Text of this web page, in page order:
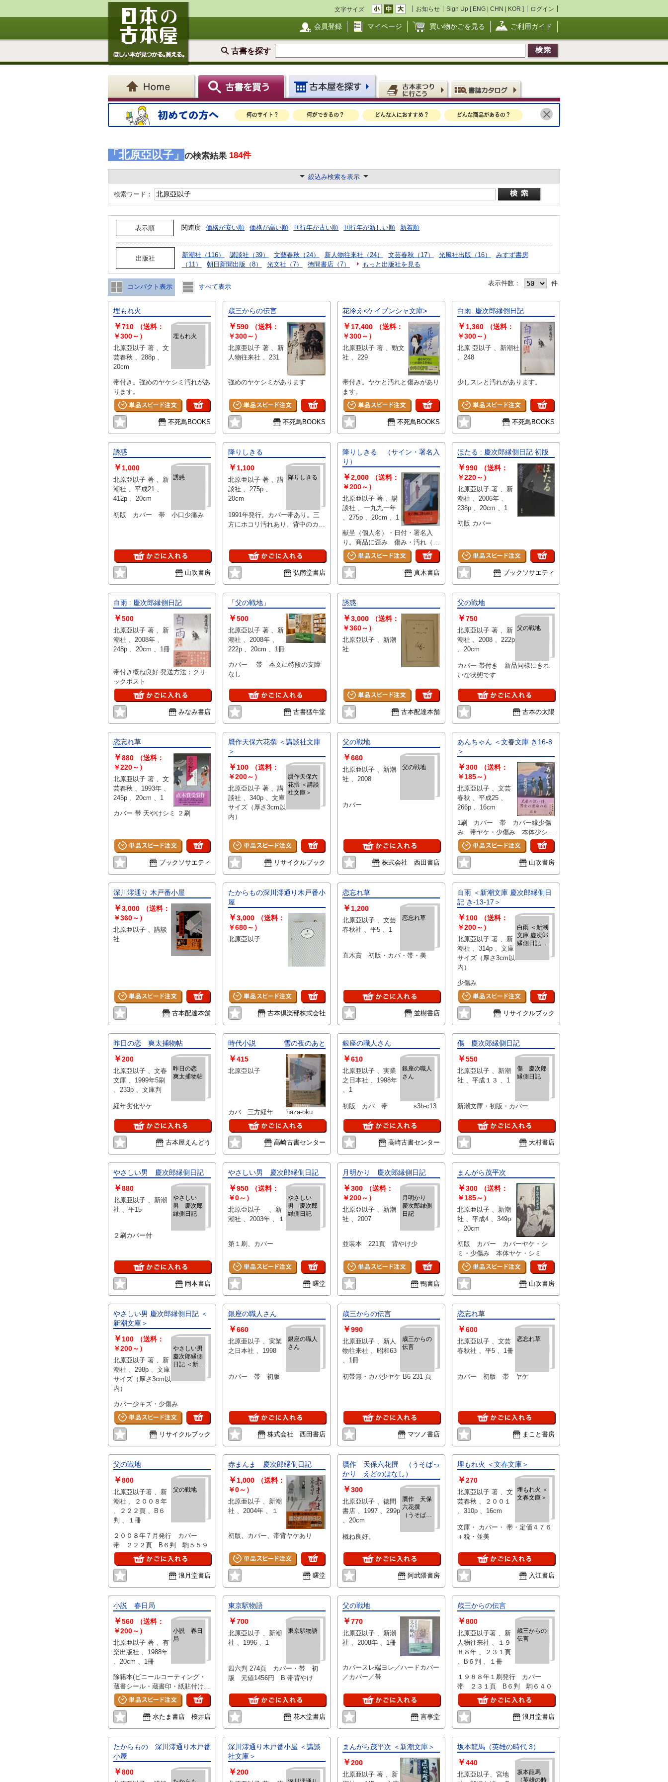
文字サイズ お知らせ Sign Up [ ENG | CHN | KOR ] ログイン
会員登録 マイページ 買い物かごを見る ご利用ガイド
古書を探す
「北原亞以子」 の検索結果 184件
絞込み検索を表示
検索ワード：
表示順 関連度 価格が安い順 価格が高い順 刊行年が古い順 刊行年が新しい順 新着順
出版社 新潮社（116） 講談社（39） 文藝春秋（24） 新人物往来社（24） 文芸春秋（17） 光風社出版（16）
みすず書房
（11）
朝日新聞出版（8） 光文社（7） 徳間書店（7） もっと出版社を見る
コンパクト表示 すべて表示 表示件数： 件
埋もれ火
埋もれ火
￥710
（送料：
￥300～）
北原亞以子 著 、文
芸春秋 、288p 、
20cm
帯付き。強めのヤケシミ汚れがあ
ります。
不死鳥BOOKS
歳三からの伝言
￥590
（送料：
￥300～）
北原亜以子 著 、新
人物往来社 、231
強めのヤケシミがあります
不死鳥BOOKS
花冷え<ケイブンシャ文庫>
￥ 17,400
（送料：
￥300～）
北原亜以子 著 、勁文
社 、229
帯付き。ヤケと汚れと傷みがあり
ます。
不死鳥BOOKS
白雨: 慶次郎縁側日記
￥ 1,360
（送料：
￥300～）
北原 亞以子 、新潮社
、248
少しスレと汚れがあります。
不死鳥BOOKS
誘惑
誘惑
￥ 1,000
北原亞以子 著 、新
潮社 、平成21 、
412p 、20cm
初版 カバー 帯 小口少痛み
山吹書房
降りしきる
降りしきる
￥ 1,100
北原亜以子 著 、講
談社 、275p 、
20cm
1991年発行。カバー帯あり。三
方にホコリ汚れあり。背中のカバ
ご了承の上お買い上げ下さい。
弘南堂書店
降りしきる （サイン・署名入
り）
￥2,000
（送料：
￥200～）
北原亜以子 著 、講
談社 、一九九一年
、275p 、20cm 、1
献呈（個人名）・日付・署名入
り。商品に歪み 傷み・汚れ（写
真参照） 本文頁は良好な状態で
す。 目次 降りしきる 証 満
開の時 他
真木書店
ほたる : 慶次郎縁側日記 初版
￥990
（送料：
￥220～）
北原亞以子 著 、新
潮社 、2006年 、
238p 、20cm 、1
初版 カバー
ブックソサエティ
白雨 : 慶次郎縁側日記
￥500
北原亞以子 著 、新
潮社 、2008年 、
248p 、20cm 、1冊
帯付き概ね良好 発送方法：クリ
ックポスト
みなみ書店
「父の戦地」
￥500
北原亞以子 著 、新
潮社 、2008年 、
222p 、20cm 、1冊
カバー 帯 本文に特段の支障
なし
古書猛牛堂
誘惑
￥3,000
（送料：
￥360～）
北原亞以子 、新潮
社
古本配達本舗
父の戦地
父の戦地
￥750
北原亞以子 著 、新
潮社 、2008 、222p
、20cm
カバー 帯付き 新品同様にきれ
いな状態です
古本の太陽
恋忘れ草
￥880
（送料：
￥220～）
北原亜以子 著 、文
芸春秋 、1993年 、
245p 、20cm 、1
カバー 帯 天やけシミ ２刷
ブックソサエティ
贋作天保六花撰 ＜講談社文庫
＞
贋作天保六
花撰 ＜講談
社文庫＞
￥ 100
（送料：
￥200～）
北原亞以子 著 、講
談社 、340p 、文庫
サイズ（厚さ3cm以
内）
リサイクルブック
父の戦地
父の戦地
￥660
北原亜以子 、新潮
社 、2008
カバー
株式会社 西田書店
あんちゃん ＜文春文庫 き16-8
＞
￥300
（送料：
￥185～）
北原亞以子 、文芸
春秋 、平成25 、
266p 、16cm
1刷 カバー 帯 カバー縁少傷
み 帯ヤケ・少傷み 本体少シ
ミ 1か所角少折れ
山吹書房
深川澪通り 木戸番小屋
￥3,000
（送料：
￥360～）
北原亜以子 、講談
社
古本配達本舗
たからもの深川澪通り木戸番小
屋
￥3,000
（送料：
￥680～）
北原亞以子
古本倶楽部株式会社
恋忘れ草
恋忘れ草
￥ 1,200
北原亞以子 、文芸
春秋社 、平5 、1
直木賞 初版・カバ・帯・美
並樹書店
白雨 ＜新潮文庫 慶次郎縁側日
記 き-13-17＞
白雨 ＜新潮
文庫 慶次郎
縁側日記
￥ 100
（送料：
￥200～）
北原亞以子 著 、新
潮社 、314p 、文庫
サイズ（厚さ3cm以
内）
少傷み
リサイクルブック
昨日の恋 爽太捕物帖
昨日の恋
爽太捕物帖
￥200
北原亞以子 、文春
文庫 、1999年5刷
、233p 、文庫判
経年劣化ヤケ
古本屋えんどう
時代小説 雪の夜のあと
￥415
北原亞以子
カバ 三方経年 haza-oku
高崎古書センター
銀座の職人さん
銀座の職人
さん
￥610
北原亜以子 、実業
之日本社 、1998年
、1
初版 カバ 帯 s3b-c13
高崎古書センター
傷 慶次郎縁側日記
傷 慶次郎
縁側日記
￥550
北原亞以子 、新潮
社 、平成１３ 、1
新潮文庫・初版・カバー
大村書店
やさしい男 慶次郎縁側日記
やさしい
男 慶次郎
縁側日記
￥880
北原亜以子 、新潮
社 、平15
２刷カバー付
岡本書店
やさしい男 慶次郎縁側日記
やさしい
男 慶次郎
縁側日記
￥950
（送料：
￥0～）
北原亞以子 、新
潮社 、2003年 、１
第１刷、カバー
曙堂
月明かり 慶次郎縁側日記
月明かり
慶次郎縁側
日記
￥300
（送料：
￥200～）
北原亞以子 、新潮
社 、2007
並装本 221頁 背やけ少
鴨書店
まんがら茂平次
￥300
（送料：
￥185～）
北原亜以子 、新潮
社 、平成4 、349p
、20cm
初版 カバー カバーヤケ・シ
ミ・少傷み 本体ヤケ・シミ
山吹書房
やさしい男 慶次郎縁側日記 ＜
新潮文庫＞
やさしい男
慶次郎縁側
日記 ＜新潮
￥ 100
（送料：
￥200～）
北原亞以子 著 、新
潮社 、298p 、文庫
サイズ（厚さ3cm以
内）
カバー少キズ・少傷み
リサイクルブック
銀座の職人さん
銀座の職人
さん
￥660
北原亜以子 、実業
之日本社 、1998
カバー 帯 初版
株式会社 西田書店
歳三からの伝言
歳三からの
伝言
￥990
北原亜以子 、新人
物往来社 、昭和63
、1冊
初帯無・カバ少ヤケ B6 231 頁
マツノ書店
恋忘れ草
恋忘れ草
￥600
北原亞以子 、文芸
春秋社 、平5 、1冊
カバー 初版 帯 ヤケ
まこと書房
父の戦地
父の戦地
￥800
北原亞以子著 、新
潮社 、２００８年
、２２２頁 、B６
判 、１冊
２００８年７月発行 カバー
帯 ２２２頁 B６判 駒５５９
浪月堂書店
赤まんま 慶次郎縁側日記
￥ 1,000
（送料：
￥0～）
北原亜以子 、新潮
社 、2004年 、１
初版、カバー、帯背ヤケあり
曙堂
贋作 天保六花撰 （うそばっ
かり えどのはなし）
贋作 天保
六花撰
（うそばっ
のはなし）
￥300
北原亞以子 、徳間
書店 、1997 、299p
、20cm
概ね良好。
阿武隈書房
埋もれ火 ＜文春文庫＞
埋もれ火 ＜
文春文庫＞
￥270
北原亞以子 著 、文
芸春秋 、２００１
、310p 、16cm
文庫・ カバー・ 帯・定価４７６
＋税・並美
入江書店
小説 春日局
小説 春日
局
￥560
（送料：
￥200～）
北原亜以子 著 、有
楽出版社 、1988年
、20cm 、1冊
除籍本(ビニールコーティング・
蔵書シール・蔵書印・紙貼付け
有）。角に水濡れ有。開き癖有。
角に傷み有。
水たま書店 桜井店
東京駅物語
東京駅物語
￥700
北原亞以子 、新潮
社 、1996 、1
四六判 274頁 カバー・帯 初
版 元値1456円 B 帯背やけ
花木堂書店
父の戦地
￥770
北原亞以子 、新潮
社 、2008年 、1冊
カバースレ端ヨレ／ハードカバー
／カバー／帯
言事堂
歳三からの伝言
歳三からの
伝言
￥800
北原亞以子著 、新
人物往来社 、１９
８８年 、２３１頁
、B６判 、１冊
１９８８年１刷発行 カバー
帯 ２３１頁 B６判 駒６４０
浪月堂書店
たからもの 深川澪通り木戸番
小屋
￥800
深川澪通り木戸番小屋 ＜講談
社文庫＞
￥200
まんがら茂平次 ＜新潮文庫＞
￥200
北原亜以子 著 、新
坂本龍馬（英雄の時代 3）
坂本龍馬
（英雄の時
￥440
北原亞以子、宮地